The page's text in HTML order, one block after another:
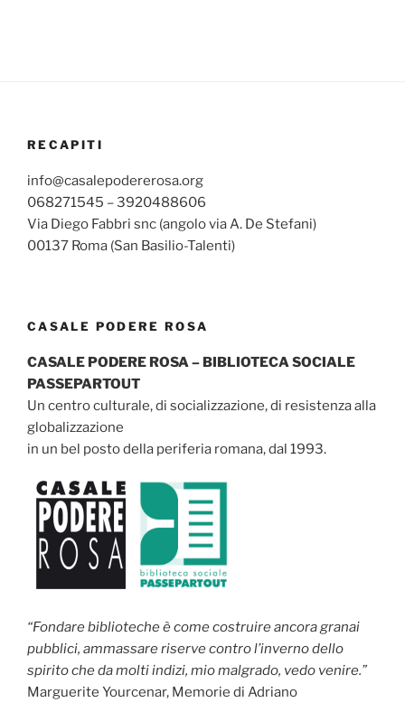
RECAPITI
info@casalepodererosa.org
068271545 – 3920488606
Via Diego Fabbri snc (angolo via A. De Stefani)
00137 Roma (San Basilio-Talenti)
CASALE PODERE ROSA
CASALE PODERE ROSA – BIBLIOTECA SOCIALE
PASSEPARTOUT
Un centro culturale, di socializzazione, di resistenza alla
globalizzazione
in un bel posto della periferia romana, dal 1993.
“Fondare biblioteche è come costruire ancora granai
pubblici, ammassare riserve contro l’inverno dello
spirito che da molti indizi, mio malgrado, vedo venire.”
Marguerite Yourcenar, Memorie di Adriano